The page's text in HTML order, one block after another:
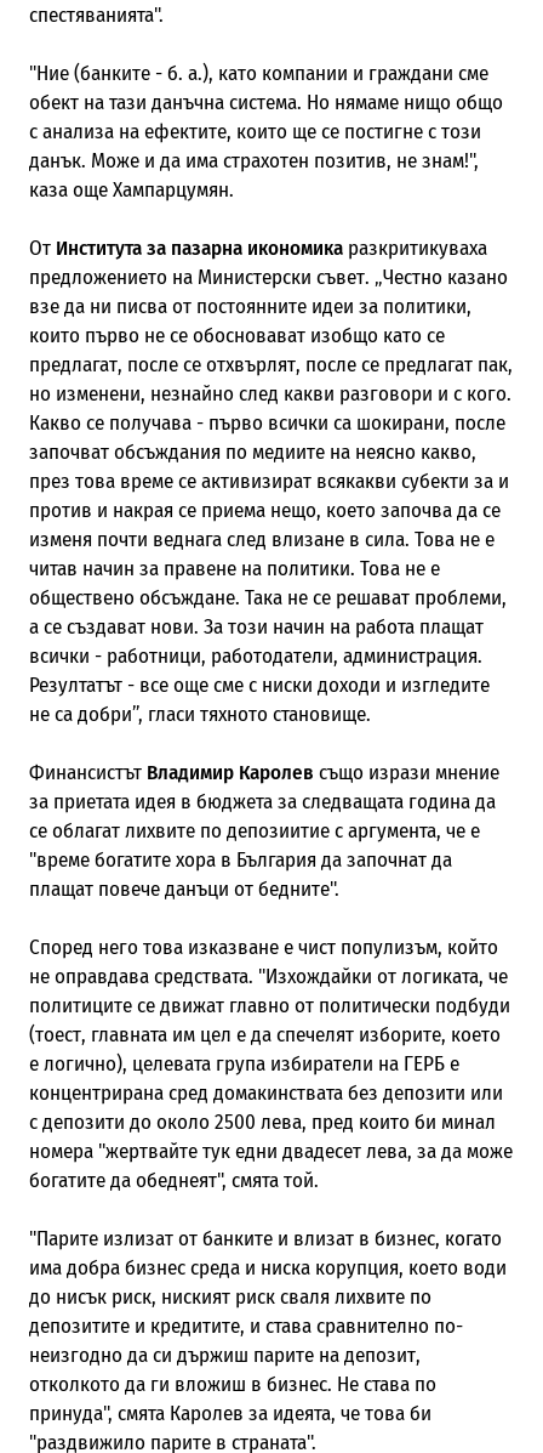
спестяванията".
"Ние (банките - б. а.), като компании и граждани сме
обект на тази данъчна система. Но нямаме нищо общо
с анализа на ефектите, които ще се постигне с този
данък. Може и да има страхотен позитив, не знам!",
каза още Хампарцумян.
От Института за пазарна икономикаразкритикуваха
предложението на Министерски съвет. „Честно казано
взе да ни писва от постоянните идеи за политики,
които първо не се обосновават изобщо като се
предлагат, после се отхвърлят, после се предлагат пак,
но изменени, незнайно след какви разговори и с кого.
Какво се получава - първо всички са шокирани, после
започват обсъждания по медиите на неясно какво,
през това време се активизират всякакви субекти за и
против и накрая се приема нещо, което започва да се
изменя почти веднага след влизане в сила. Това не е
читав начин за правене на политики. Това не е
обществено обсъждане. Така не се решават проблеми,
а се създават нови. За този начин на работа плащат
всички - работници, работодатели, администрация.
Резултатът - все още сме с ниски доходи и изгледите
не са добри”, гласи тяхното становище.
ФинансистътВладимир Каролев също изрази мнение
за приетата идея в бюджета за следващата година да
се облагат лихвите по депозиитие с аргумента, че е
"време богатите хора в България да започнат да
плащат повече данъци от бедните".
Според него това изказване е чист популизъм, който
не оправдава средствата. "Изхождайки от логиката, че
политиците се движат главно от политически подбуди
(тоест, главната им цел е да спечелят изборите, което
е логично), целевата група избиратели на ГЕРБ е
концентрирана сред домакинствата без депозити или
с депозити до около 2500 лева, пред които би минал
номера "жертвайте тук едни двадесет лева, за да може
богатите да обеднеят", смята той.
"Парите излизат от банките и влизат в бизнес, когато
има добра бизнес среда и ниска корупция, което води
до нисък риск, ниският риск сваля лихвите по
депозитите и кредитите, и става сравнително по-
неизгодно да си държиш парите на депозит,
отколкото да ги вложиш в бизнес. Не става по
принуда", смята Каролев за идеята, че това би
"раздвижило парите в страната".